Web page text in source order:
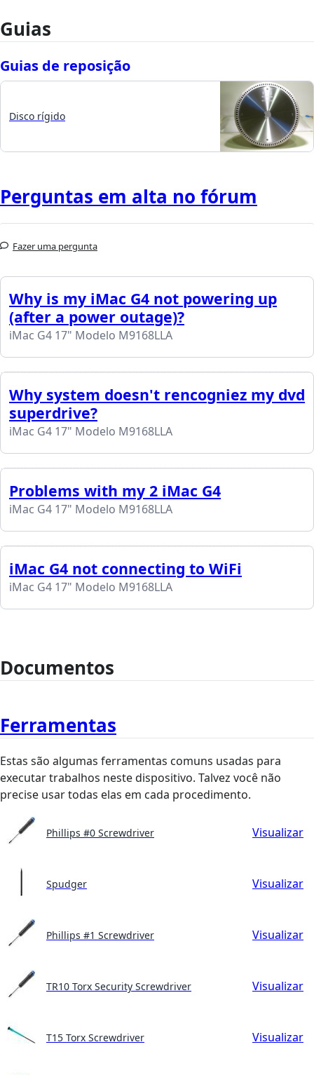
Guias
Guias de reposição
Disco rígido
Perguntas em alta no fórum
Fazer uma pergunta
Why is my iMac G4 not powering up
(after a power outage)?
iMac G4 17" Modelo M9168LLA
Why system doesn't rencogniez my dvd
superdrive?
iMac G4 17" Modelo M9168LLA
Problems with my 2 iMac G4
iMac G4 17" Modelo M9168LLA
iMac G4 not connecting to WiFi
iMac G4 17" Modelo M9168LLA
Documentos
Ferramentas
Estas são algumas ferramentas comuns usadas para
executar trabalhos neste dispositivo. Talvez você não
precise usar todas elas em cada procedimento.
Phillips #0 Screwdriver Visualizar
Spudger Visualizar
Phillips #1 Screwdriver Visualizar
TR10 Torx Security Screwdriver Visualizar
T15 Torx Screwdriver Visualizar